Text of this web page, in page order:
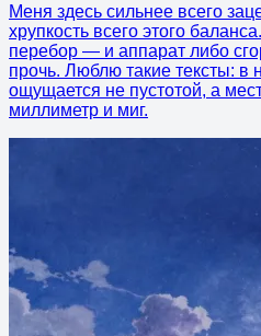
Меня здесь сильнее всего
хрупкость всего этого
перебор — и аппарат либо
прочь. Люблю такие тексты: в
ощущается не пустотой, а
миллиметр и миг.